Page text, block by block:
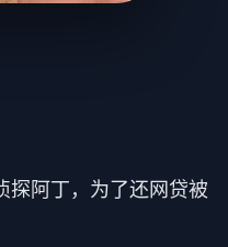
探阿丁，为了还网贷被